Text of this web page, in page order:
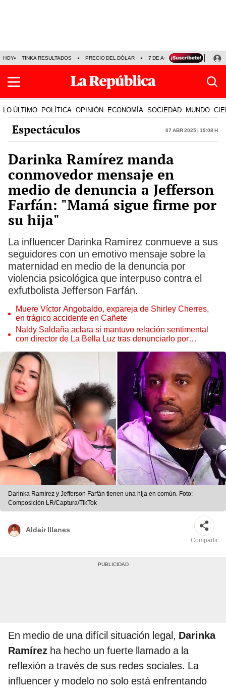
HOY TINKA RESULTADOS PRECIO DEL DÓLAR 7 DE AGOSTO OLLANTA
LO ÚLTIMO POLÍTICA OPINIÓN ECONOMÍA SOCIEDAD MUNDO
Espectáculos 07 Abr 2025 | 19:08 h
Darinka Ramírez manda
conmovedor mensaje en
medio de denuncia a Jefferson
Farfán: "Mamá sigue firme por
su hija"
La influencer Darinka Ramírez conmueve a sus
seguidores con un emotivo mensaje sobre la
maternidad en medio de la denuncia por
violencia psicológica que interpuso contra el
exfutbolista Jefferson Farfán.
Muere Víctor Angobaldo, expareja de Shirley Cherres,
en trágico accidente en Cañete
Naldy Saldaña aclara si mantuvo relación sentimental
con director de La Bella Luz tras denunciarlo por
Darinka Ramírez y Jefferson Farfán tienen una hija en común. Foto:
Composición LR/Captura/TikTok
Aldair Illanes
Compartir
En medio de una difícil situación legal, Darinka
Ramírez ha hecho un fuerte llamado a la
reflexión a través de sus redes sociales. La
influencer y modelo no solo está enfrentando